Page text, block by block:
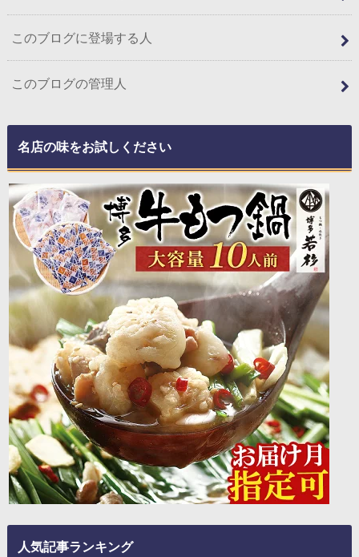
このブログに登場する人
このブログの管理人
名店の味をお試しください
人気記事ランキング